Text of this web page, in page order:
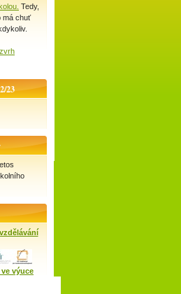
Tedy,
má chuť
23
výuce